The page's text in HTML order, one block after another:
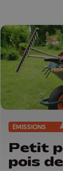
ÉMISSIONS
Petit
pois